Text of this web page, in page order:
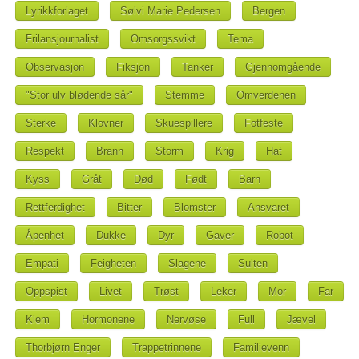
Lyrikkforlaget Sølvi Marie Pedersen Bergen
Frilansjournalist Omsorgssvikt Tema
Observasjon Fiksjon Tanker Gjennomgående
"Stor ulv blødende sår" Stemme Omverdenen
Sterke Klovner Skuespillere Fotfeste
Respekt Brann Storm Krig Hat
Kyss Gråt Død Født Barn
Rettferdighet Bitter Blomster Ansvaret
Åpenhet Dukke Dyr Gaver Robot
Empati Feigheten Slagene Sulten
Oppspist Livet Trøst Leker Mor Far
Klem Hormonene Nervøse Full Jævel
Thorbjørn Enger Trappetrinnene Familievenn